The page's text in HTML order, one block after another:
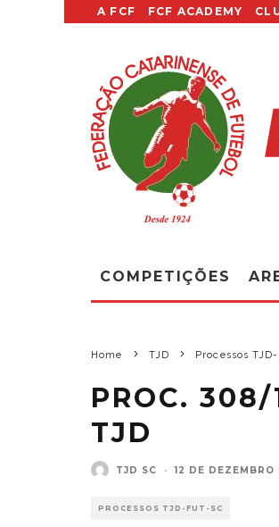
A FCF FCF ACADEMY
COMPETIÇÕES
Home TJD Processos
PROC. 308/
TJD
TJD SC · 12 DE DEZEMBRO
PROCESSOS TJD-FUT-SC